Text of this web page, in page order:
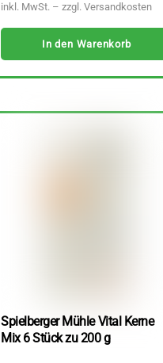
inkl. MwSt. – zzgl.Versandkosten
In den Warenkorb
Spielberger Mühle Vital Kerne
Mix 6 Stück zu 200 g